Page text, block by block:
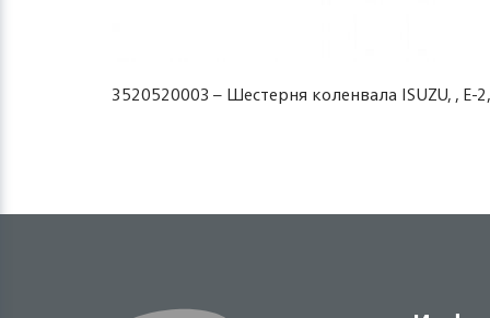
3520520003 – Шестерня коленвала ISUZU, , Е-